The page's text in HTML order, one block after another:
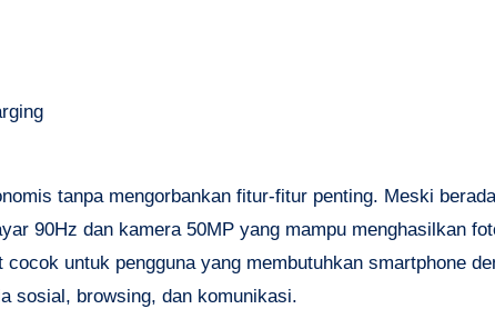
tanpa mengorbankan fitur-fitur penting. Meski
90Hz dan kamera 50MP yang mampu menghasilkan
untuk pengguna yang membutuhkan smartphone
sosial, browsing, dan komunikasi.